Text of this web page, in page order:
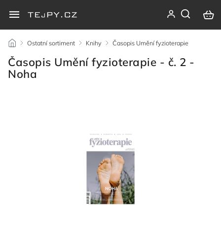
/ Ostatní sortiment / Knihy / Časopis Umění fyzioterapie
Časopis Umění fyzioterapie - č. 2 -
Noha